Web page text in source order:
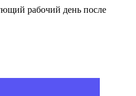
рабочий день после